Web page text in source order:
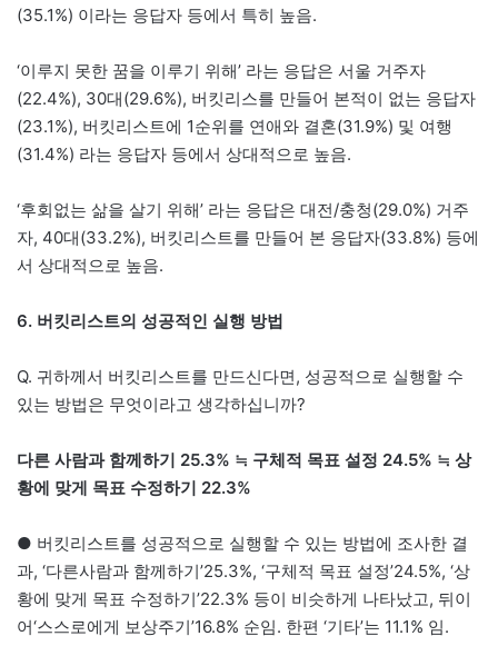
(35.1%) 이라는 응답자 등에서 특히 높음.
‘이루지 못한 꿈을 이루기 위해’ 라는 응답은 서울 거주자
(22.4%), 30대(29.6%), 버킷리스를 만들어 본적이 없는 응답자
(23.1%), 버킷리스트에 1순위를 연애와 결혼(31.9%) 및 여행
(31.4%) 라는 응답자 등에서 상대적으로 높음.
‘후회없는 삶을 살기 위해’ 라는 응답은 대전/충청(29.0%) 거주
자, 40대(33.2%), 버킷리스트를 만들어 본 응답자(33.8%) 등에
서 상대적으로 높음.
6. 버킷리스트의 성공적인 실행 방법
Q. 귀하께서 버킷리스트를 만드신다면, 성공적으로 실행할 수
있는 방법은 무엇이라고 생각하십니까?
다른 사람과 함께하기 25.3% ≒ 구체적 목표 설정 24.5% ≒ 상
황에 맞게 목표 수정하기 22.3%
● 버킷리스트를 성공적으로 실행할 수 있는 방법에 조사한 결
과, ‘다른사람과 함께하기’25.3%, ‘구체적 목표 설정’24.5%, ‘상
황에 맞게 목표 수정하기’22.3% 등이 비슷하게 나타났고, 뒤이
어‘스스로에게 보상주기’16.8% 순임. 한편 ‘기타’는 11.1% 임.